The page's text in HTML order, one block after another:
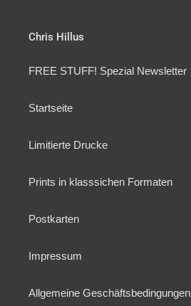
Chris Hillus
FREE STUFF! Spezial Newsletter
Startseite
Limitierte Drucke
Prints in klasssichen Formaten
Postkarten
Impressum
Allgemeine Geschäftsbedingungen